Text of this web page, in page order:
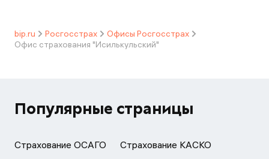
bip.ru Росгосстрах
Офисы Росгосстрах
Офис страхования "Исилькульский"
Популярные страницы
Страхование ОСАГО Страхование КАСКО